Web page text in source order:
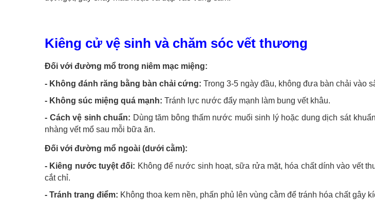
Kiêng cử vệ sinh và chăm sóc vết thương
Đối với đường mổ trong niêm mạc miệng:
- Không đánh răng bằng bàn chải cứng: Trong 3-5 ngày đầu, không đưa bàn chải vào
- Không súc miệng quá mạnh: Tránh lực nước đẩy mạnh làm bung vết khâu.
- Cách vệ sinh chuẩn: Dùng tăm bông thấm nước muối sinh lý hoặc dung dịch sát
nhàng vết mổ sau mỗi bữa ăn.
Đối với đường mổ ngoài (dưới cằm):
- Kiêng nước tuyệt đối: Không để nước sinh hoạt, sữa rửa mặt, hóa chất dính vào vết
cắt chỉ.
- Tránh trang điểm: Không thoa kem nền, phấn phủ lên vùng cằm để tránh hóa chất gây